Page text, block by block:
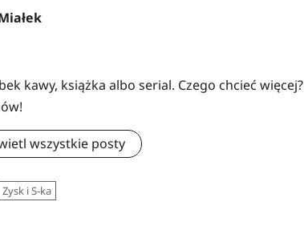
kawy, książka albo serial. Czego chcieć
wszystkie posty
Zysk i S-ka